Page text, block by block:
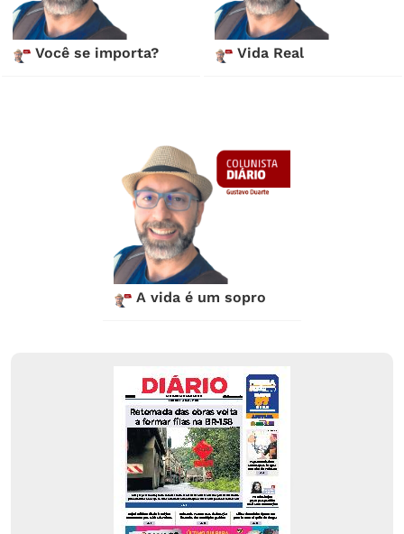
Você se importa? Vida Real
A vida é um sopro